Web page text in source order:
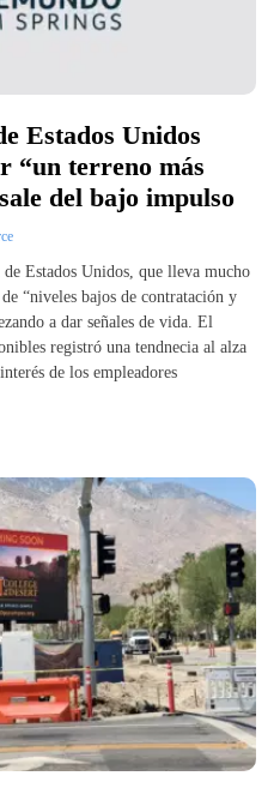
Estados Unidos
“un terreno más
del bajo impulso
Estados Unidos, que lleva mucho
“niveles bajos de contratación y
a dar señales de vida. El
registró una tendnecia al alza
de los empleadores